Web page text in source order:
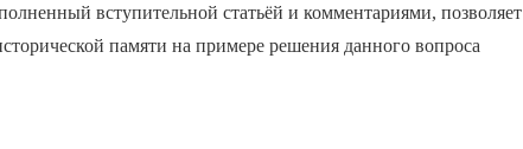
вступительной статьёй и комментариями, позволяет
памяти на примере решения данного вопроса